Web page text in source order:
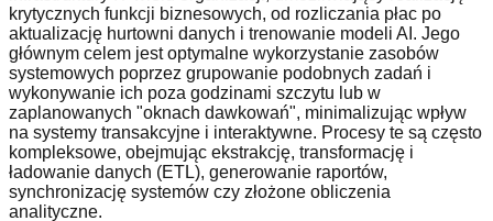
krytycznych funkcji biznesowych, od rozliczania płac po
aktualizację hurtowni danych i trenowanie modeli AI. Jego
głównym celem jest optymalne wykorzystanie zasobów
systemowych poprzez grupowanie podobnych zadań i
wykonywanie ich poza godzinami szczytu lub w
zaplanowanych "oknach dawkowań", minimalizując wpływ
na systemy transakcyjne i interaktywne. Procesy te są często
kompleksowe, obejmując ekstrakcję, transformację i
ładowanie danych (ETL), generowanie raportów,
synchronizację systemów czy złożone obliczenia
analityczne.